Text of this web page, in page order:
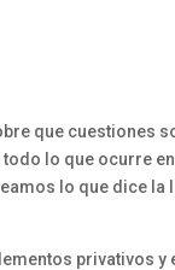
que cuestiones
lo que ocurre
lo que dice la
privativos y